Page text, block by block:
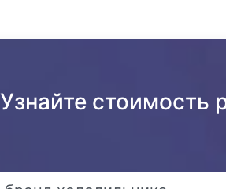
Узнайте стоимость